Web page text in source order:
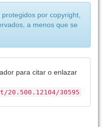
por copyright,
a menos que se
para citar o enlazar
30595